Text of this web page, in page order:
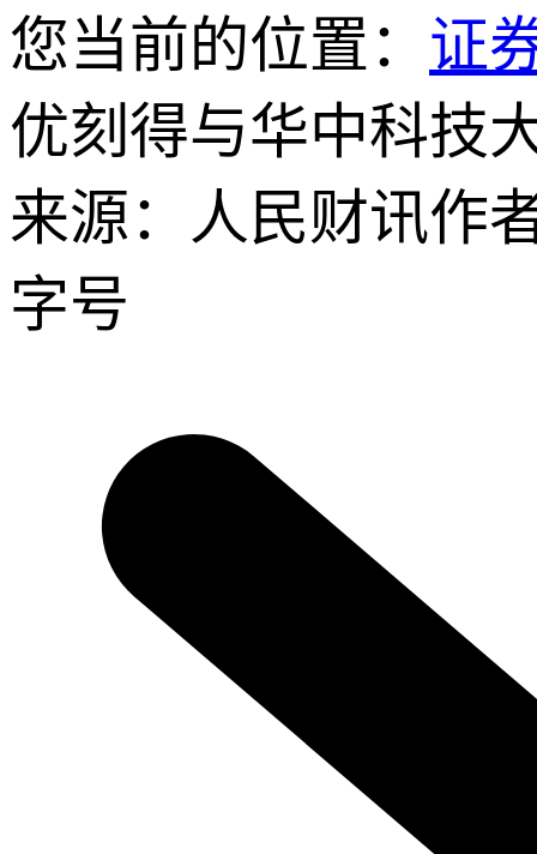
您当前的位置： 证
优刻得与华中科技
来源：人民财讯作
字号